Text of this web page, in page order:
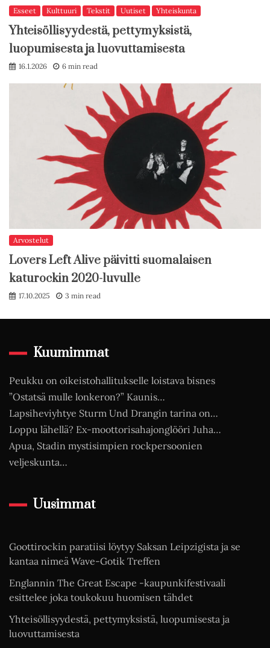
Esseet Kulttuuri Tekstit Uutiset Yhteiskunta
Yhteisöllisyydestä, pettymyksistä,
luopumisesta ja luovuttamisesta
16.1.2026 6 min read
Arvostelut
Lovers Left Alive päivitti suomalaisen
katurockin 2020-luvulle
17.10.2025 3 min read
Kuumimmat
Peukku on oikeistohallitukselle loistava bisnes
”Ostatsä mulle lonkeron?” Kaunis…
Lapsiheviyhtye Sturm Und Drangin tarina on…
Loppu lähellä? Ex-moottorisahajonglööri Juha…
Apua, Stadin mystisimpien rockpersoonien
veljeskunta…
Uusimmat
Goottirockin paratiisi löytyy Saksan Leipzigista ja se
kantaa nimeä Wave-Gotik Treffen
Englannin The Great Escape -kaupunkifestivaali
esittelee joka toukokuu huomisen tähdet
Yhteisöllisyydestä, pettymyksistä, luopumisesta ja
luovuttamisesta